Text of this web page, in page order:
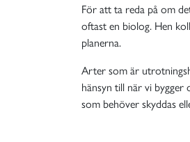
För att ta reda på om
oftast en biolog. Hen
planerna.
Arter som är
hänsyn till när vi bygger
som behöver skyddas